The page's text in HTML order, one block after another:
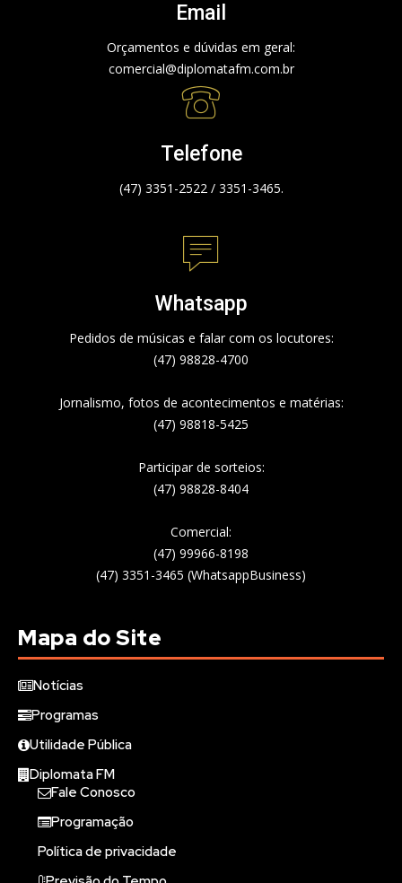
Email
Orçamentos e dúvidas em geral:
comercial@diplomatafm.com.br
Telefone
(47) 3351-2522 / 3351-3465.
Whatsapp
Pedidos de músicas e falar com os locutores:
(47) 98828-4700
Jornalismo, fotos de acontecimentos e matérias:
(47) 98818-5425
Participar de sorteios:
(47) 98828-8404
Comercial:
(47) 99966-8198
(47) 3351-3465 (WhatsappBusiness)
Mapa do Site
Notícias
Programas
Utilidade Pública
Diplomata FM
Fale Conosco
Programação
Política de privacidade